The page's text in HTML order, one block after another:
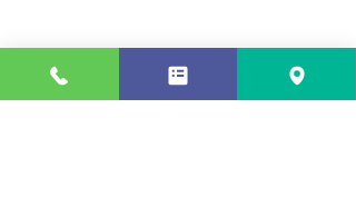
数学と理科に苦手意識がありました。この教室
に通い始めてからは、先生が分かりやすく楽し